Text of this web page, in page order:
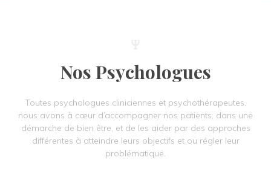
Nos Psychologues
Toutes psychologues cliniciennes et psychothérapeutes,
nous avons à cœur d’accompagner nos patients, dans une
démarche de bien être, et de les aider par des approches
différentes à atteindre leurs objectifs et ou régler leur
problématique.